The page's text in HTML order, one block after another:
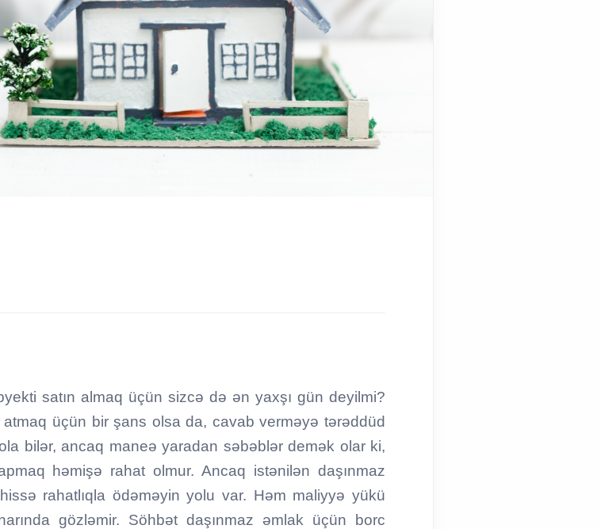
satın almaq üçün sizcə də ən yaxşı gün deyilmi?
atmaq üçün bir şans olsa da, cavab verməyə tərəddüd
bilər, ancaq maneə yaradan səbəblər demək olar ki,
həmişə rahat olmur. Ancaq istənilən daşınmaz
rahatlıqla ödəməyin yolu var. Həm maliyyə yükü
gözləmir. Söhbət daşınmaz əmlak üçün borc